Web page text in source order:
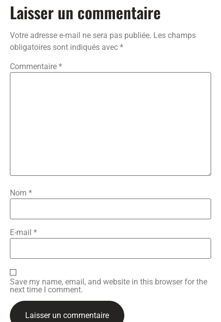
Laisser un commentaire
Votre adresse e-mail ne sera pas publiée. Les champs
obligatoires sont indiqués avec *
Commentaire *
Nom *
E-mail *
Save my name, email, and website in this browser for the
next time I comment.